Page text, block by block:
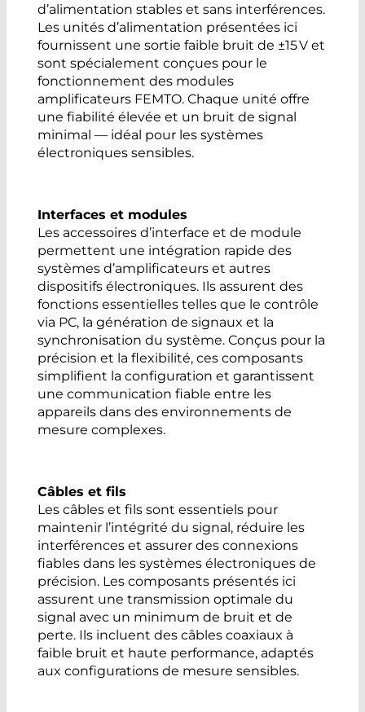
d’alimentation stables et sans interférences.
Les unités d’alimentation présentées ici
fournissent une sortie faible bruit de ±15 V et
sont spécialement conçues pour le
fonctionnement des modules
amplificateurs FEMTO. Chaque unité offre
une fiabilité élevée et un bruit de signal
minimal — idéal pour les systèmes
électroniques sensibles.
Interfaces et modules
Les accessoires d’interface et de module
permettent une intégration rapide des
systèmes d’amplificateurs et autres
dispositifs électroniques. Ils assurent des
fonctions essentielles telles que le contrôle
via PC, la génération de signaux et la
synchronisation du système. Conçus pour la
précision et la flexibilité, ces composants
simplifient la configuration et garantissent
une communication fiable entre les
appareils dans des environnements de
mesure complexes.
Câbles et fils
Les câbles et fils sont essentiels pour
maintenir l’intégrité du signal, réduire les
interférences et assurer des connexions
fiables dans les systèmes électroniques de
précision. Les composants présentés ici
assurent une transmission optimale du
signal avec un minimum de bruit et de
perte. Ils incluent des câbles coaxiaux à
faible bruit et haute performance, adaptés
aux configurations de mesure sensibles.